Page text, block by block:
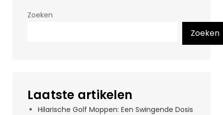
Zoeken
Zoeken
Laatste artikelen
Hilarische Golf Moppen: Een Swingende Dosis